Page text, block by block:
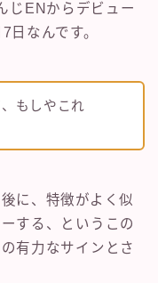
じENからデビュー
日なんです。
もしやこれ
に、特徴がよく似
する、というこの
有力なサインとさ